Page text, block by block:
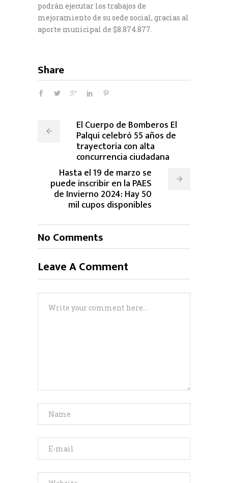
podrán ejecutar los trabajos de
mejoramiento de su sede social, gracias al
aporte municipal de $8.874.877.
Share
El Cuerpo de Bomberos El
Palqui celebró 55 años de
trayectoria con alta
concurrencia ciudadana
Hasta el 19 de marzo se
puede inscribir en la PAES
de Invierno 2024: Hay 50
mil cupos disponibles
No Comments
Leave A Comment